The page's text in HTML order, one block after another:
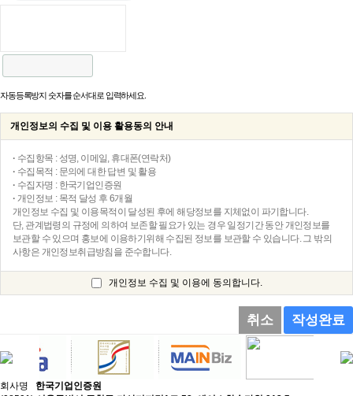
자동등록방지 숫자를 순서대로 입력하세요.
개인정보의 수집 및 이용 활용동의 안내
· 수집항목 : 성명, 이메일, 휴대폰(연락처)
· 수집목적 : 문의에 대한 답변 및 활용
· 수집자명 : 한국기업인증원
· 개인정보 : 목적 달성 후 6개월
개인정보 수집 및 이용목적이 달성된 후에 해당정보를 지체없이 파기합니다.
단, 관계법령의 규정에 의하여 보존할 필요가 있는 경우 일정기간 동안 개인정보를
보관할 수 있으며 홍보에 이용하기위해 수집된 정보를 보관할 수 있습니다. 그 밖의
사항은 개인정보취급방침을 준수합니다.
개인정보 수집 및 이용에 동의합니다.
취소 작성완료
회사명 한국기업인증원